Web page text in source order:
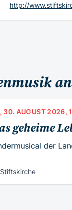
http://
30. AUGUST 2026,
geheime
der
Stiftskirche